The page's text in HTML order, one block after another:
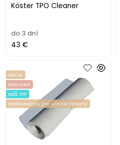
Köster TPO Cleaner
do 3 dní
43 €
AKCIA
NOVINKA
NÁŠ TIP
Hydroizolácia pre ploché strechy